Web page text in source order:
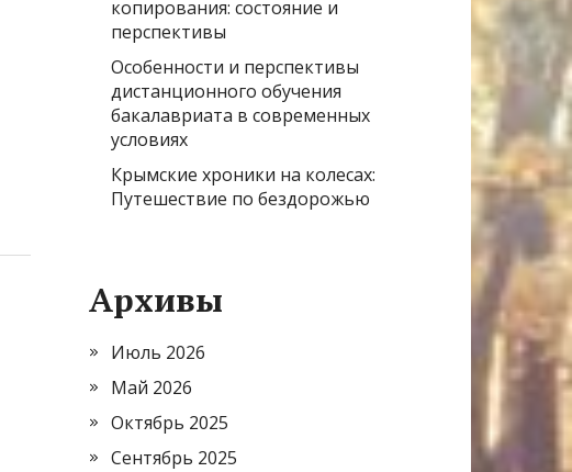
копирования: состояние и
перспективы
Особенности и перспективы
дистанционного обучения
бакалавриата в современных
условиях
Крымские хроники на колесах:
Путешествие по бездорожью
Архивы
Июль 2026
Май 2026
Октябрь 2025
Сентябрь 2025